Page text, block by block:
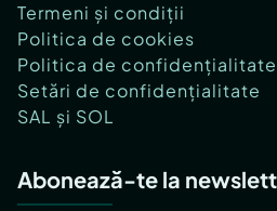
Termeni și condiții
Politica de cookies
Politica de confidențialitate
Setări de confidențialitate
SAL și SOL
Abonează-te la